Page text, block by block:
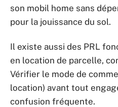
son mobil home sans
pour la jouissance du sol.
Il existe aussi des PRL
en location de parcelle,
Vérifier le mode de
location) avant tout
confusion fréquente.